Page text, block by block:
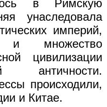
в Римскую
унаследовала
империй,
и множество
цивилизации
античности.
происходили,
и Китае.